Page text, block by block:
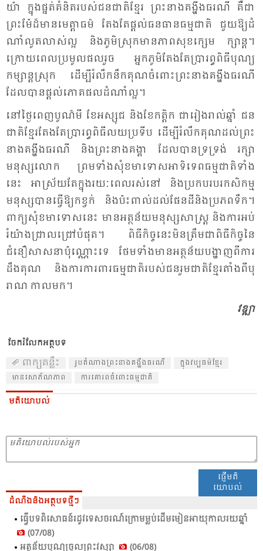
យ៉ា ក្នុង​ផ្នត់​គំ​និត​របស់​ជន​ជាតិ​ខ្មែរ ព្រះ​នាង​គង្ហីង​ធរ​ណី គឺ​ជា​
ព្រះ​ម៉ែ​ដ៏​មាន​មេត្តា​ធម៌ តែង​តែ​ផ្តល់​​ធន​ធាន​ធម្ម​ជាតិ ជួយ​ឱ្យ​ដំ​
ណាំ​លូត​លាស់​ល្អ និង​ភូមិ​ស្រុក​មាន​ភាព​សុខ​ក្សេម ក្សាន្ត។
ក្រោយ​ពេល​ប្រ​មូល​ផល​រួច អ្នក​ភូមិ​តែង​តែ​ប្រា​រព្ធ​ពិធី​បុណ្យ​
កម្សាន្ត​ស្រុក ដើម្បី​រំលឹក​នឹក​គុណ​ចំ​ពោះ​ព្រះ​នាង​គង្ហីង​ធរណី
ដែល​បាន​ផ្តល់​ភោគ​ផល​ដំ​ណាំ​ល្អ។
នៅ​ថ្ងៃ​ពេញ​បូណ៌​មី ខែ​អស្សុជ និង​ខែ​កត្តិក ជា​រៀង​រាល់​ឆ្នាំ ជន​
ជាតិ​ខ្មែរ​តែង​តែ​ប្រា​រព្ធ​ពិធី​លយ​ប្រ​ទីប ដើម្បី​រំលឹក​គុណ​ដល់​ព្រះ​
នាង​គង្ហីង​ធរ​ណី និង​ព្រះ​នាង​គង្គា ដែល​បាន​ទ្រ​ទ្រង់ រក្សា​
មនុស្ស​លោក ព្រម​ទាំង​សុំ​ខមា​ទោស​អា​ទិ​ទេព​ធម្ម​ជាតិ​ទាំង​
នេះ អា​ស្រ័យ​តែ​ក្នុង​រយៈ​ពេល​រស់​នៅ និង​ប្រ​កប​របរ​កសិ​កម្ម
មនុស្ស​បាន​ធ្វើ​ឱ្យ​កខ្វក់ និង​ប៉ះ​ពាល់​ដល់​ផែន​ដី​និង​ប្រ​ភព​ទឹក។
ពាក្យ​សុំ​ខមា​ទោស​នេះ មាន​អត្ថ​ន័យ​មនុស្ស​សាស្ត្រ និង​ការ​អប់​
រំ​យ៉ាង​ជ្រាល​ជ្រៅ​បំ​ផុត។ ពិធី​កិច្ច​នេះ​មិន​ត្រឹម​ជា​ពិធី​កិច្ច​នៃ​
ជំនឿ​សាស​នា​ប៉ុណ្ណោះ​ទេ ថែម​ទាំង​មាន​អត្ថ​ន័យ​​បង្ហាញ​ពី​ការ​
ដឹង​គុណ និង​ការ​ការ​ពារ​ធម្ម​ជាតិ​របស់​ជន​រួម​ជាតិ​ខ្មែរ​តាំង​ពី​បុ​
រាណ កាល​មក។
វឌ្ឍា​
ចែករំលែកអត្ថបទ
ពាក្យគន្លឹះ រូប​តំ​ណាង​ព្រះ​នាង​គង្ហីង​ធរណី
​ក្នុង​វប្ប​ធម៌​ខ្មែរ​​
មាន​សោ​ភ័ណ​ភាព
ការ​គោ​រព​ចំ​ពោះ​ធម្ម​ជាតិ
មតិយោបល់
ផ្ញើមតិ
យោបល់
ដំណឹងនិងអត្ថបទថ្មីៗ
ធ្វើ​បទ​ពិសោធន៍​រដូវ​ទេស​ចរណ៍​ក្រោម​ម្លប់​ដើម​មៀន​អាយុ​កាល​រយ​ឆ្នាំ​
(07/08)
អត្ថ​ន័យ​បុណ្យ​ចូល​ព្រះ​វស្សា​
(06/08)